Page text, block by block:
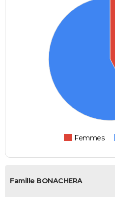
Femmes
Famille BONACHERA